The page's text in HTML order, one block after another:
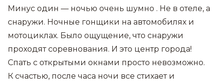
Минус один — ночью очень шумно . Не в отеле, а
снаружи. Ночные гонщики на автомобилях и
мотоциклах. Было ощущение, что снаружи
проходят соревнования. И это центр города!
Спать с открытыми окнами просто невозможно.
К счастью, после часа ночи все стихает и